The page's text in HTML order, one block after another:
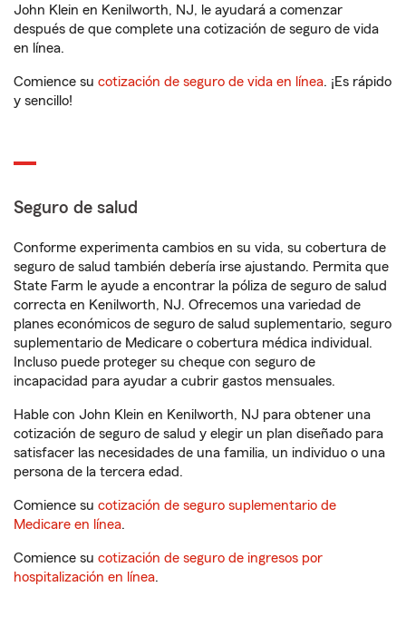
John Klein en Kenilworth, NJ, le ayudará a comenzar
después de que complete una cotización de seguro de vida
en línea.
Comience su cotización de seguro de vida en línea. ¡Es rápido
y sencillo!
Seguro de salud
Conforme experimenta cambios en su vida, su cobertura de
seguro de salud también debería irse ajustando. Permita que
State Farm le ayude a encontrar la póliza de seguro de salud
correcta en Kenilworth, NJ. Ofrecemos una variedad de
planes económicos de seguro de salud suplementario, seguro
suplementario de Medicare o cobertura médica individual.
Incluso puede proteger su cheque con seguro de
incapacidad para ayudar a cubrir gastos mensuales.
Hable con John Klein en Kenilworth, NJ para obtener una
cotización de seguro de salud y elegir un plan diseñado para
satisfacer las necesidades de una familia, un individuo o una
persona de la tercera edad.
Comience su cotización de seguro suplementario de
Medicare en línea.
Comience su cotización de seguro de ingresos por
hospitalización en línea.